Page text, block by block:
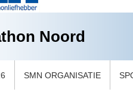
Noord
SMN ORGANISATIE